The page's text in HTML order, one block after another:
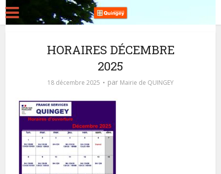
HORAIRES DÉCEMBRE
2025
18 décembre 2025 par Mairie de QUINGEY